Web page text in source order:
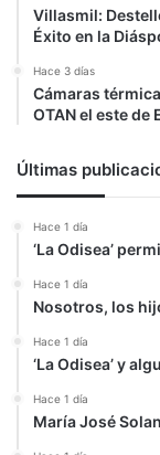
Villasmil:
Éxito en la
Hace 3 días
Cámaras
OTAN el este
Últimas
Hace 1 día
‘La Odisea’
Hace 1 día
Nosotros, los
Hace 1 día
‘La Odisea’ y
Hace 1 día
María José